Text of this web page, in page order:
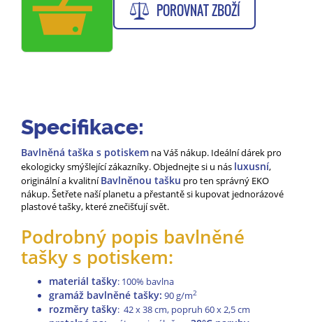
POROVNAT ZBOŽÍ
Specifikace:
Bavlněná taška s potiskem na Váš nákup. Ideální dárek pro
ekologicky smýšlející zákazníky. Objednejte si u nás luxusní,
originální a kvalitníBavlněnou tašku pro ten správný EKO
nákup. Šetřete naší planetu a přestantě si kupovat jednorázové
plastové tašky, které znečišťují svět.
Podrobný popis bavlněné
tašky s potiskem:
materiál tašky: 100% bavlna
gramáž bavlněné tašky: 90 g/m2
rozměry tašky: 42 x 38 cm, popruh 60 x 2,5 cm